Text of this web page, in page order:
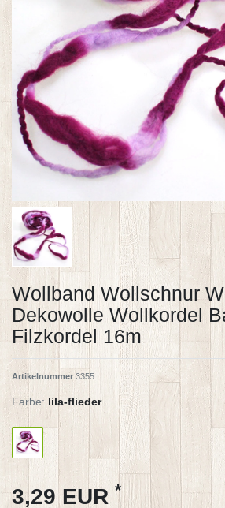
Wollband Wollschnur
Dekowolle Wollkordel
Filzkordel 16m
Artikelnummer 3355
Farbe: lila-flieder
3,29 EUR *